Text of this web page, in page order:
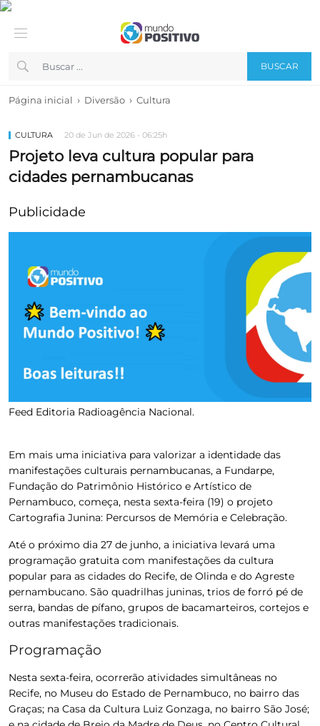
BUSCAR
Página inicial › Diversão › Cultura
CULTURA 20 de Jun de 2026 - 06:25h
Projeto leva cultura popular para
cidades pernambucanas
Publicidade
Feed Editoria Radioagência Nacional.
Em mais uma iniciativa para valorizar a identidade das
manifestações culturais pernambucanas, a Fundarpe,
Fundação do Patrimônio Histórico e Artístico de
Pernambuco, começa, nesta sexta-feira (19) o projeto
Cartografia Junina: Percursos de Memória e Celebração.
Até o próximo dia 27 de junho, a iniciativa levará uma
programação gratuita com manifestações da cultura
popular para as cidades do Recife, de Olinda e do Agreste
pernambucano. São quadrilhas juninas, trios de forró pé de
serra, bandas de pífano, grupos de bacamarteiros, cortejos e
outras manifestações tradicionais.
Programação
Nesta sexta-feira, ocorrerão atividades simultâneas no
Recife, no Museu do Estado de Pernambuco, no bairro das
Graças; na Casa da Cultura Luiz Gonzaga, no bairro São José;